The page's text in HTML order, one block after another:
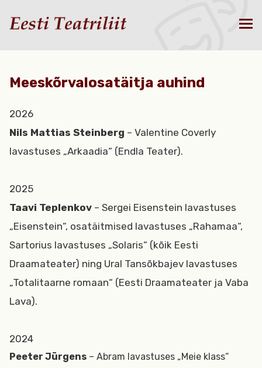
Meeskõrvalosatäitja auhind
2026
Nils Mattias Steinberg – Valentine Coverly
lavastuses „Arkaadia“ (Endla Teater).
2025
Taavi Teplenkov – Sergei Eisenstein lavastuses
„Eisenstein“, osatäitmised lavastuses „Rahamaa“,
Sartorius lavastuses „Solaris“ (kõik Eesti
Draamateater) ning Ural Tansõkbajev lavastuses
„Totalitaarne romaan“ (Eesti Draamateater ja Vaba
Lava).
2024
Peeter Jürgens – Abram lavastuses „Meie klass“